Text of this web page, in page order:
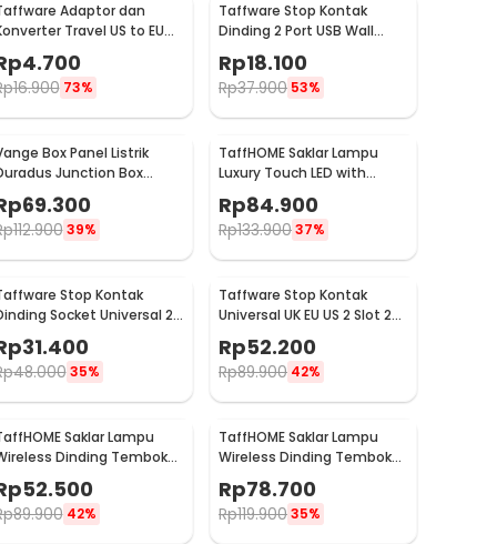
Adaptor dan
Travel US to EU
4.700
16.900 73%
Taffware Stop Kontak
Dinding 2 Port USB Wall
Socket 2.0A - ES-USB-2
Rp18.100
Rp37.900 53%
Box Panel Listrik
Junction Box
Waterproof 238x160x90mm
VG-I01
69.300
112.900 39%
TaffHOME Saklar Lampu
Luxury Touch LED with
Remote 1 Gang - XJG-
DH001
Rp84.900
Rp133.90037%
Stop Kontak
Socket Universal 2
USB A Switch 250V - LC-19
31.400
48.000 35%
Taffware Stop Kontak
Universal UK EU US 2 Slot 2
Rp52.200
Rp89.900 42%
Saklar Lampu
Dinding Tembok
1 Receiver - WHK01
52.500
89.900 42%
TaffHOME Saklar Lampu
Wireless Dinding Tembok
Lamp Switch RF 433MHz 2
Gang 2 Receiver - WHK01
Rp78.700
Rp119.90035%